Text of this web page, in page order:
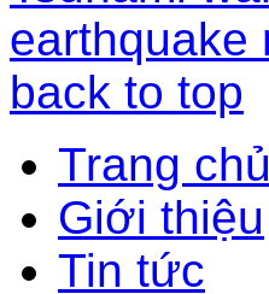
earthquake
back to top
Trang chủ
Giới thiệu
Tin tức